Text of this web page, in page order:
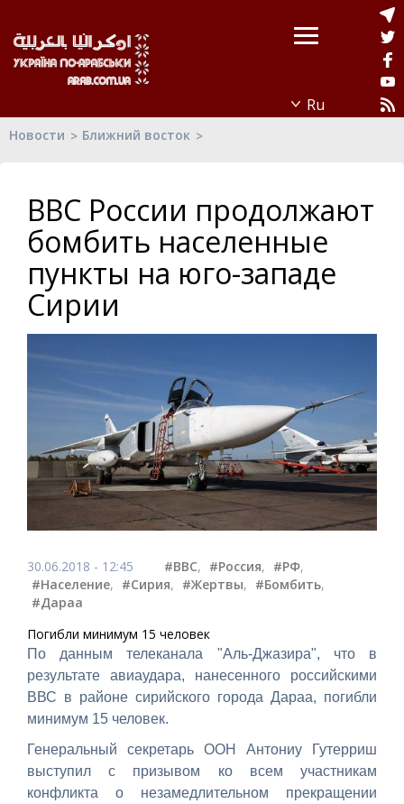
Новости Ближний восток
ВВС России продолжают
бомбить населенные
пункты на юго-западе
Сирии
30.06.2018 - 12:45 #ВВС, #Россия, #РФ,
#Население, #Сирия, #Жертвы, #Бомбить,
#Дараа
Погибли минимум 15 человек
По данным телеканала "Аль-Джазира", что в
результате авиаудара, нанесенного российскими
ВВС в районе сирийского города Дараа, погибли
минимум 15 человек.
Генеральный секретарь ООН Антониу Гутерриш
выступил с призывом ко всем участникам
конфликта о незамедлительном прекращении